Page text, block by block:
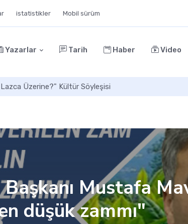
istatistikler Mobil sürüm
Yazarlar Tarih Haber Video
Mustafa
düşük zammı"